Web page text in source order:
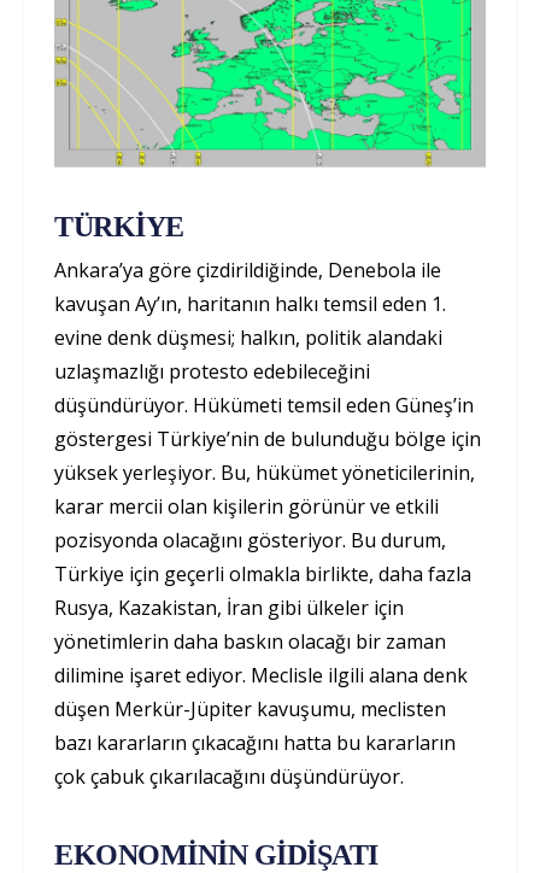
TÜRKİYE
Ankara’ya göre çizdirildiğinde, Denebola ile
kavuşan Ay’ın, haritanın halkı temsil eden 1.
evine denk düşmesi; halkın, politik alandaki
uzlaşmazlığı protesto edebileceğini
düşündürüyor. Hükümeti temsil eden Güneş’in
göstergesi Türkiye’nin de bulunduğu bölge için
yüksek yerleşiyor. Bu, hükümet yöneticilerinin,
karar mercii olan kişilerin görünür ve etkili
pozisyonda olacağını gösteriyor. Bu durum,
Türkiye için geçerli olmakla birlikte, daha fazla
Rusya, Kazakistan, İran gibi ülkeler için
yönetimlerin daha baskın olacağı bir zaman
dilimine işaret ediyor. Meclisle ilgili alana denk
düşen Merkür-Jüpiter kavuşumu, meclisten
bazı kararların çıkacağını hatta bu kararların
çok çabuk çıkarılacağını düşündürüyor.
EKONOMİNİN GİDİŞATI